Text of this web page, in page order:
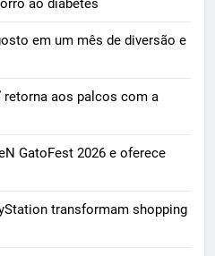
ao diabetes
em um mês de diversão e
retorna aos palcos com a
GatoFest 2026 e oferece
transformam shopping